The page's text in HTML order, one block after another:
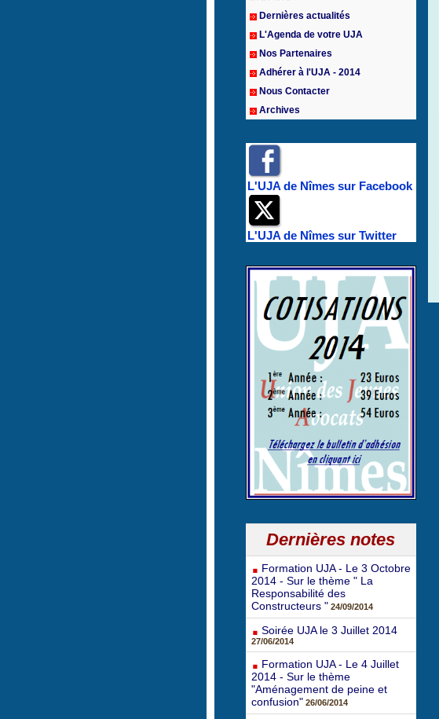
Dernières actualités
L'Agenda de votre UJA
Nos Partenaires
Adhérer à l'UJA - 2014
Nous Contacter
Archives
L'UJA de Nîmes sur Facebook
L'UJA de Nîmes sur Twitter
Dernières notes
Formation UJA - Le 3 Octobre
2014 - Sur le thème " La
Responsabilité des
Constructeurs " 24/09/2014
Soirée UJA le 3 Juillet 2014
27/06/2014
Formation UJA - Le 4 Juillet
2014 - Sur le thème
"Aménagement de peine et
confusion" 26/06/2014